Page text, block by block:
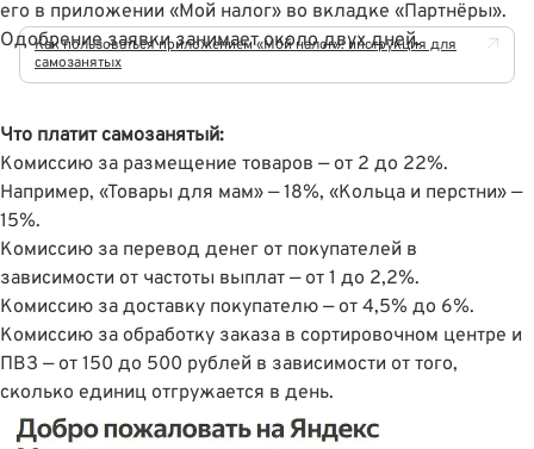
его в приложении «Мой налог» во вкладке «Партнёры».
Одобрение заявки занимает около двух дней.
Как пользоваться приложением «Мой налог»: инструкция для
самозанятых
Что платит самозанятый:
Комиссию за размещение товаров — от 2 до 22%.
Например, «Товары для мам» — 18%, «Кольца и перстни» —
15%.
Комиссию за перевод денег от покупателей в
зависимости от частоты выплат — от 1 до 2,2%.
Комиссию за доставку покупателю — от 4,5% до 6%.
Комиссию за обработку заказа в сортировочном центре и
ПВЗ — от 150 до 500 рублей в зависимости от того,
сколько единиц отгружается в день.